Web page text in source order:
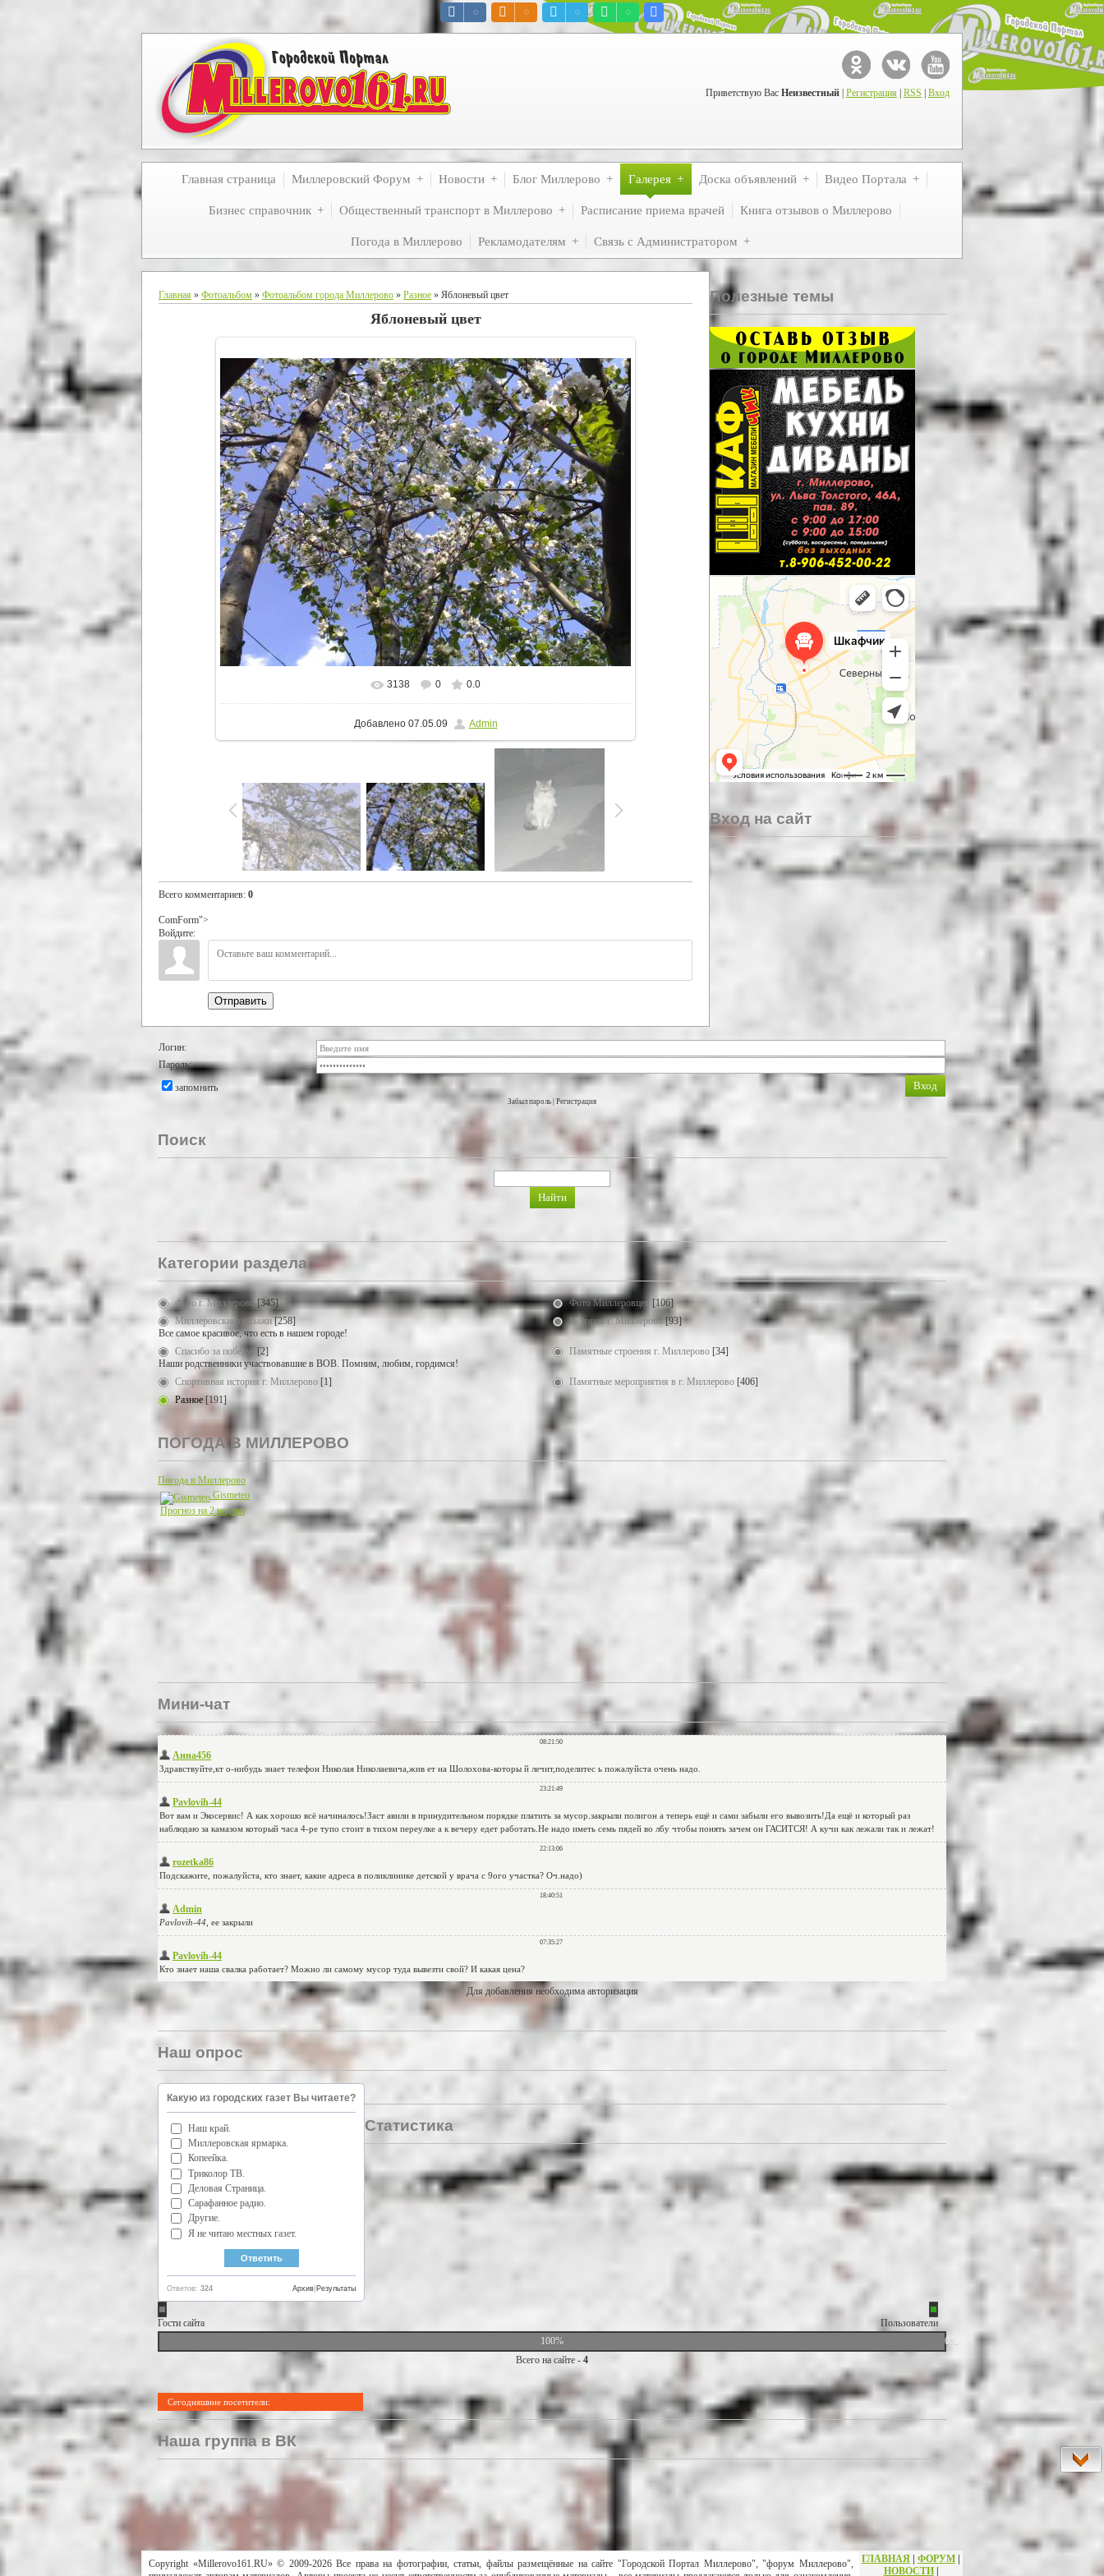
Приветствую Вас Неизвестный Регистрация RSS Вход
Главная страница Миллеровский Форум Новости Блог Миллерово Галерея Доска объявлений Видео Портала
Бизнес справочник Общественный транспорт в Миллерово Расписание приема врачей Книга отзывов о Миллерово
Погода в Миллерово Рекламодателям Связь с Администратором
Главная » Фотоальбом » Фотоальбом города Миллерово » Разное » Яблоневый цвет
Яблоневый цвет
В реальном размере 1600x1200
3138 0 0.0
Добавлено07.05.09 Admin
Всего комментариев: 0
ComForm">
Войдите:
Отправить
Полезные темы
Вход на сайт
Логин:
Пароль:
запомнить
Забыл пароль Регистрация
Поиск
Категории раздела
Фото г. Миллерово [345] Фото Миллеровцев [106]
Миллеровские пейзажи [258]
Все самое красивое, что есть в нашем городе!
История г. Миллерово [93]
Спасибо за победу!
[2]
Наши родственники участвовавшие в ВОВ. Помним, любим, гордимся!
Памятные строения г. Миллерово [34]
Спортивная история г. Миллерово [1] Памятные мероприятия в г. Миллерово [406]
Разное [191]
ПОГОДА В МИЛЛЕРОВО
Погода в Миллерово
Gismeteo
Прогноз на 2 недели
Мини-чат
Для добавления необходима авторизация
Наш опрос
Какую из городских газет Вы читаете?
Наш край.
Миллеровская ярмарка.
Копеейка.
Триколор ТВ.
Деловая Страница.
Сарафанное радио.
Другие.
Я не читаю местных газет.
Ответов: 324 Результаты
Архив
Статистика
Гости сайта
Пользователи
100%
0%
Всего на сайте - 4
Сегодняшние посетители:
Наша группа в ВК
Copyright «Millerovo161.RU» © 2009-2026 Все права на фотографии, статьи, файлы размещённые на сайте "Городской Портал Миллерово", "форум Миллерово",
ГЛАВНАЯ | ФОРУМ |
НОВОСТИ|